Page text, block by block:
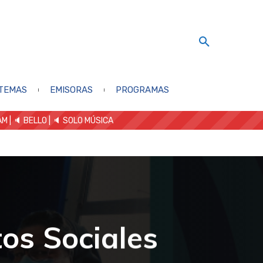
EMISORAS PROGRAMAS
| 🔈 BELLO 🔈 SOLO MÚSICA
Sociales